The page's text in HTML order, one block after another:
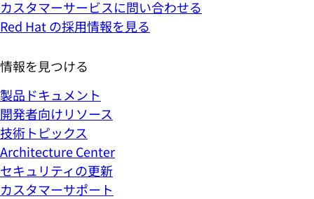
カスタマーサービスに問い合わせる
Red Hat の採用情報を見る
情報を見つける
製品ドキュメント
開発者向けリソース
技術トピックス
Architecture Center
セキュリティの更新
カスタマーサポート